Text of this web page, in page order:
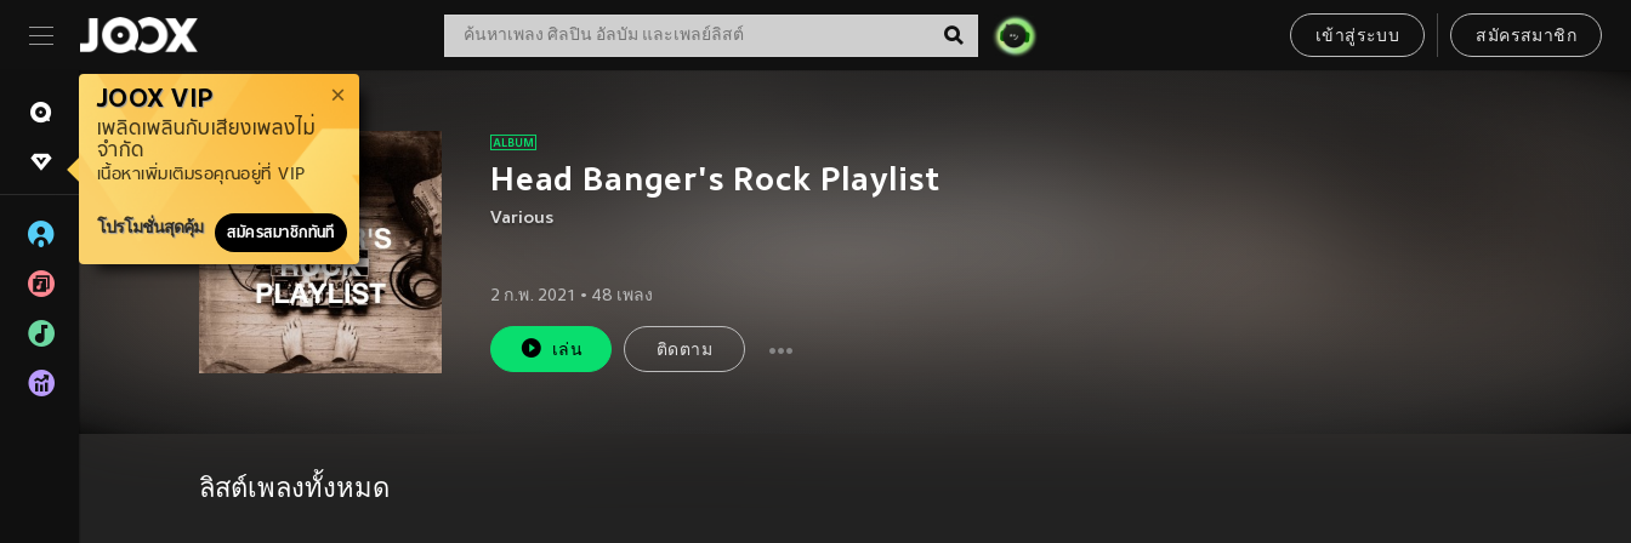
เข้าสู่ระบบ สมัครสมาชิก
JOOX VIP
เพลิดเพลินกับเสียงเพลงไม่
จำกัด
เนื้อหาเพิ่มเติมรอคุณอยู่ที่ VIP
โปรโมชั่นสุดคุ้ม สมัครสมาชิกทันที
Head Banger's Rock Playlist
Various
2 ก.พ. 2021 • 48 เพลง
เล่น ติดตาม
ลิสต์เพลงทั้งหมด